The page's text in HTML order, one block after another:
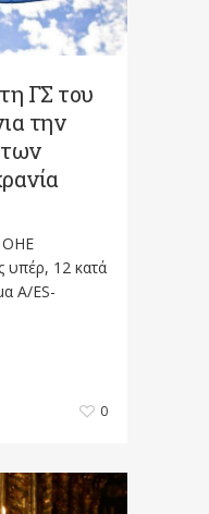
ΓΣ του
την
ΟΗΕ
υπέρ, 12 κατά
A/ES-
0